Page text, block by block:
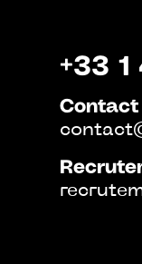
+33
Contact